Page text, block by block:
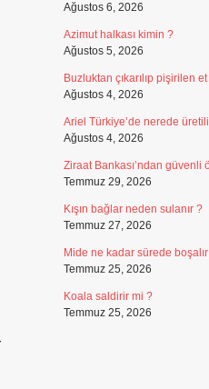
Ağustos 6, 2026
Azimut halkası kimin ?
Ağustos 5, 2026
Buzluktan çıkarılıp pişirilen
Ağustos 4, 2026
Ariel Türkiye’de nerede
Ağustos 4, 2026
Ziraat Bankası’ndan güvenli
Temmuz 29, 2026
Kışın bağlar neden sulanır ?
Temmuz 27, 2026
Mide ne kadar sürede
Temmuz 25, 2026
Koala saldirir mi ?
Temmuz 25, 2026